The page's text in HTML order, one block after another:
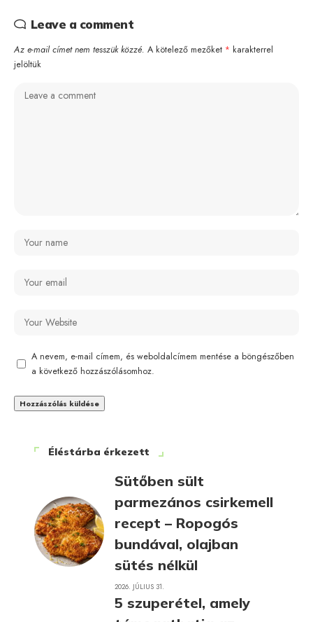
Leave a comment
Az e-mail címet nem tesszük közzé. A kötelező mezőket * karakterrel
jelöltük
A nevem, e-mail címem, és weboldalcímem mentése a böngészőben
a következő hozzászólásomhoz.
Éléstárba érkezett
Sütőben sült
parmezános csirkemell
recept – Ropogós
bundával, olajban
sütés nélkül
2026. JÚLIUS 31.
5 szuperétel, amely